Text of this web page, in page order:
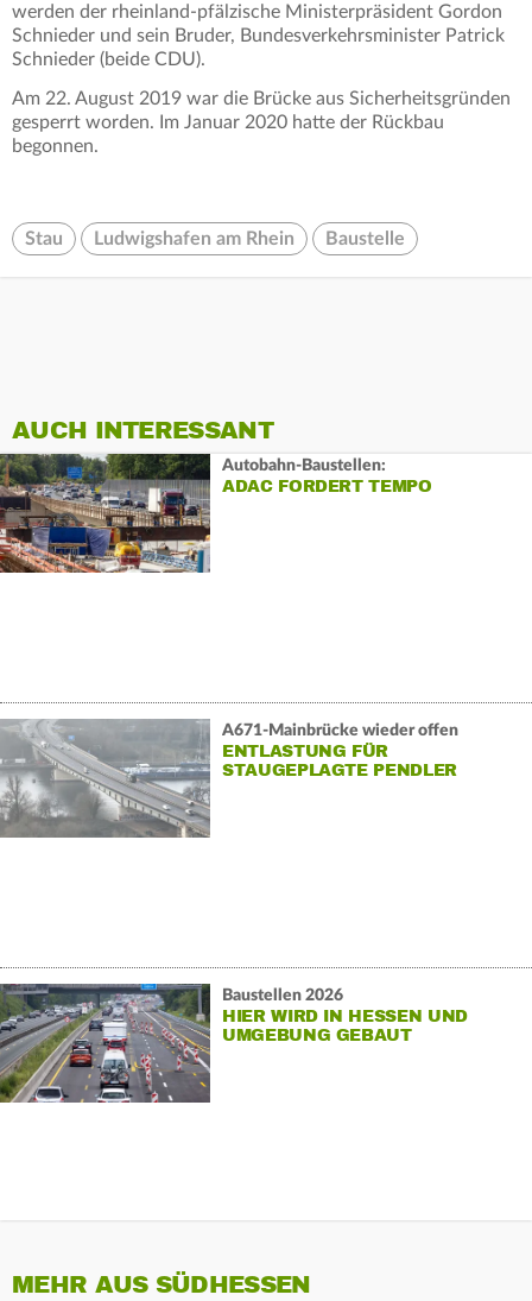
werden der rheinland-pfälzische Ministerpräsident Gordon
Schnieder und sein Bruder, Bundesverkehrsminister Patrick
Schnieder (beide CDU).
Am 22. August 2019 war die Brücke aus Sicherheitsgründen
gesperrt worden. Im Januar 2020 hatte der Rückbau
begonnen.
Stau Ludwigshafen am Rhein Baustelle
AUCH INTERESSANT
Autobahn-Baustellen:
ADAC FORDERT TEMPO
A671-Mainbrücke wieder offen
ENTLASTUNG FÜR
STAUGEPLAGTE PENDLER
Baustellen 2026
HIER WIRD IN HESSEN UND
UMGEBUNG GEBAUT
MEHR AUS SÜDHESSEN